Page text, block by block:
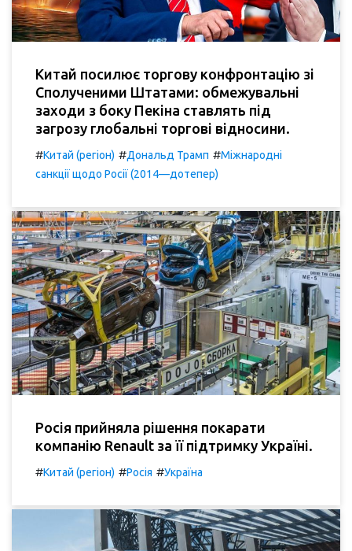
Китай посилює торгову конфронтацію зі
Сполученими Штатами: обмежувальні
заходи з боку Пекіна ставлять під
загрозу глобальні торгові відносини.
#Китай (регіон) #Дональд Трамп #Міжнародні
санкції щодо Росії (2014—дотепер)
Росія прийняла рішення покарати
компанію Renault за її підтримку Україні.
#Китай (регіон) #Росія #Україна